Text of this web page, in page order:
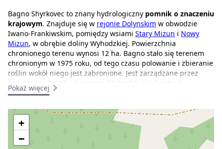
Bagno Shyrkovec to znany hydrologiczny pomnik o znaczeniu
krajowym. Znajduje się w rejonie Dolynskim w obwodzie
Iwano-Frankiwskim, pomiędzy wsiami Stary Mizun i Nowy
Mizun, w obrębie doliny Wyhodzkiej. Powierzchnia
chronionego terenu wynosi 12 ha. Bagno stało się terenem
chronionym w 1975 roku, od tego czasu polowanie i zbieranie
roślin wokół niego jest zabronione. Jest zarządzane przez
Państwowe Przedsiębiorstwo "Wyhodzkie Leśnictwo".
okresu lodowcowego. Ten region jest miejscem występowania
rzadkich, zagrożonych wyginięciem gatunków zwierząt i
roślin,
których nie można dzisiaj znaleźć nigdzie indziej.
Pokaż więcej
+
−